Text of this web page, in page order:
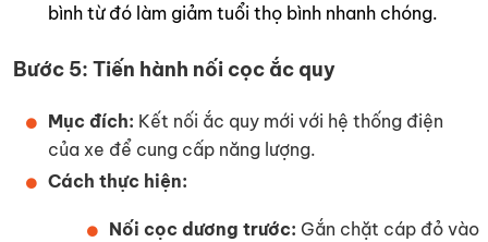
bình từ đó làm giảm tuổi thọ bình nhanh chóng.
Bước 5: Tiến hành nối cọc ắc quy
Mục đích: Kết nối ắc quy mới với hệ thống điện
của xe để cung cấp năng lượng.
Cách thực hiện:
Nối cọc dương trước: Gắn chặt cáp đỏ vào